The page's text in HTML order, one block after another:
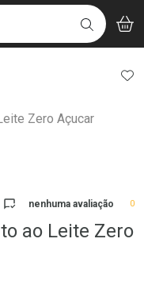
BUSCAR
nenhuma avaliação 0
ao Leite Zero